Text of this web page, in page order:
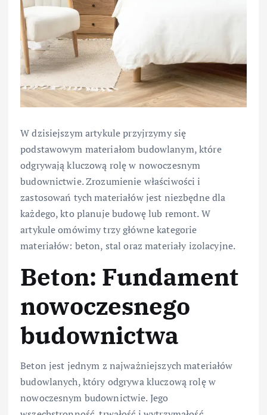
W dzisiejszym artykule przyjrzymy się
podstawowym materiałom budowlanym, które
odgrywają kluczową rolę w nowoczesnym
budownictwie. Zrozumienie właściwości i
zastosowań tych materiałów jest niezbędne dla
każdego, kto planuje budowę lub remont. W
artykule omówimy trzy główne kategorie
materiałów: beton, stal oraz materiały izolacyjne.
Beton: Fundament
nowoczesnego
budownictwa
Beton jest jednym z najważniejszych materiałów
budowlanych, który odgrywa kluczową rolę w
nowoczesnym budownictwie. Jego